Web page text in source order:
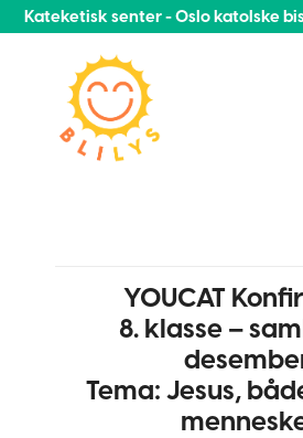
Kateketisk senter - Oslo katolske
YOUCAT
8. klasse –
Tema: Jesus,